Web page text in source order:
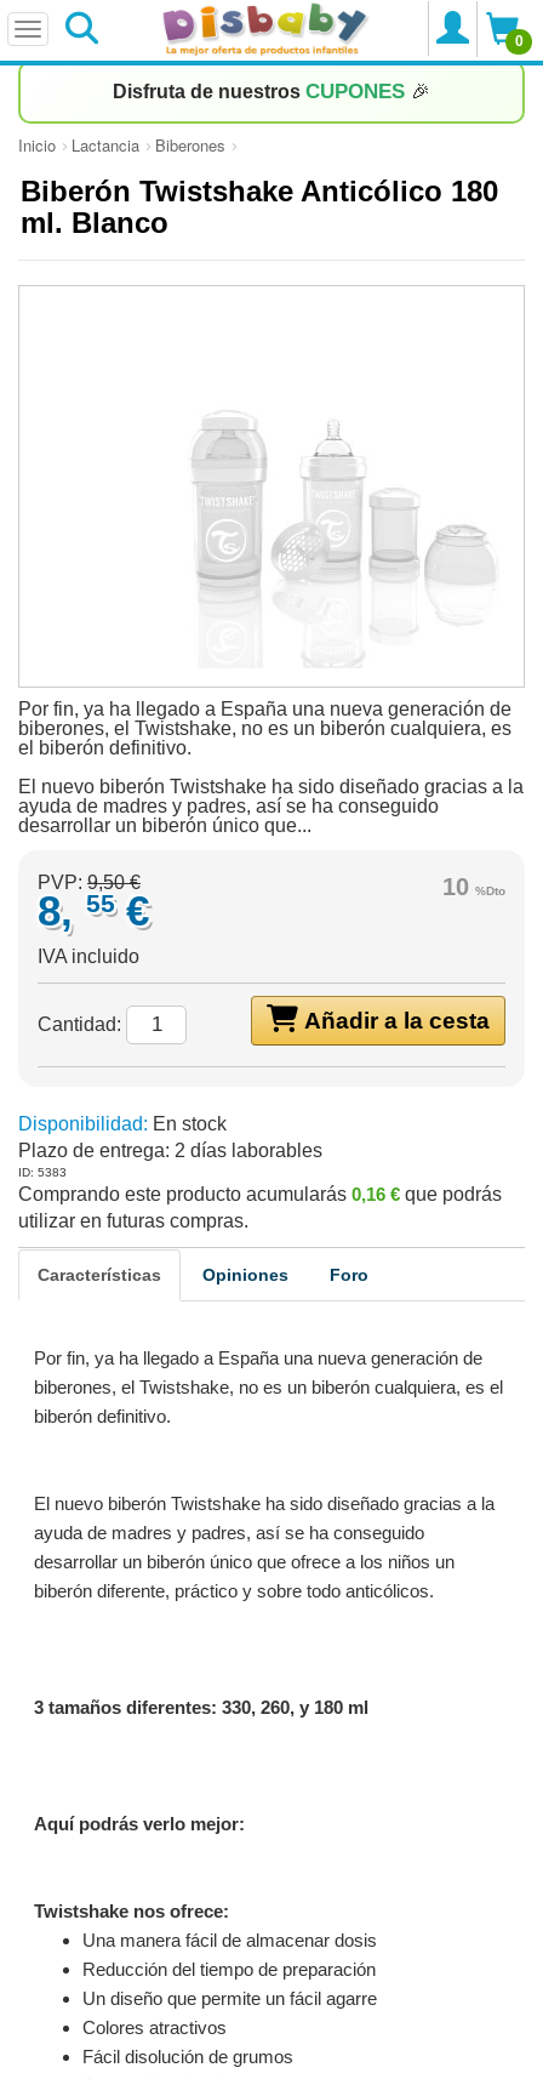
0
Disfruta de nuestros CUPONES 🎉
Inicio Lactancia Biberones
Biberón Twistshake Anticólico 180
ml. Blanco
Por fin, ya ha llegado a España una nueva generación de
biberones, el Twistshake, no es un biberón cualquiera, es
el biberón definitivo.
El nuevo biberón Twistshake ha sido diseñado gracias a la
ayuda de madres y padres, así se ha conseguido
desarrollar un biberón único que...
10 %Dto
PVP: 9,50 €
8, 55 €
IVA incluido
Añadir a la cesta
Cantidad:
Disponibilidad: En stock
Plazo de entrega: 2 días laborables
ID: 5383
Comprando este producto acumularás 0,16 € que podrás
utilizar en futuras compras.
Características Opiniones Foro
Por fin, ya ha llegado a España una nueva generación de
biberones, el Twistshake, no es un biberón cualquiera, es el
biberón definitivo.
El nuevo biberón Twistshake ha sido diseñado gracias a la
ayuda de madres y padres, así se ha conseguido
desarrollar un biberón único que ofrece a los niños un
biberón diferente, práctico y sobre todo anticólicos.
3 tamaños diferentes: 330, 260, y 180 ml
Aquí podrás verlo mejor:
Twistshake nos ofrece:
Una manera fácil de almacenar dosis
Reducción del tiempo de preparación
Un diseño que permite un fácil agarre
Colores atractivos
Fácil disolución de grumos